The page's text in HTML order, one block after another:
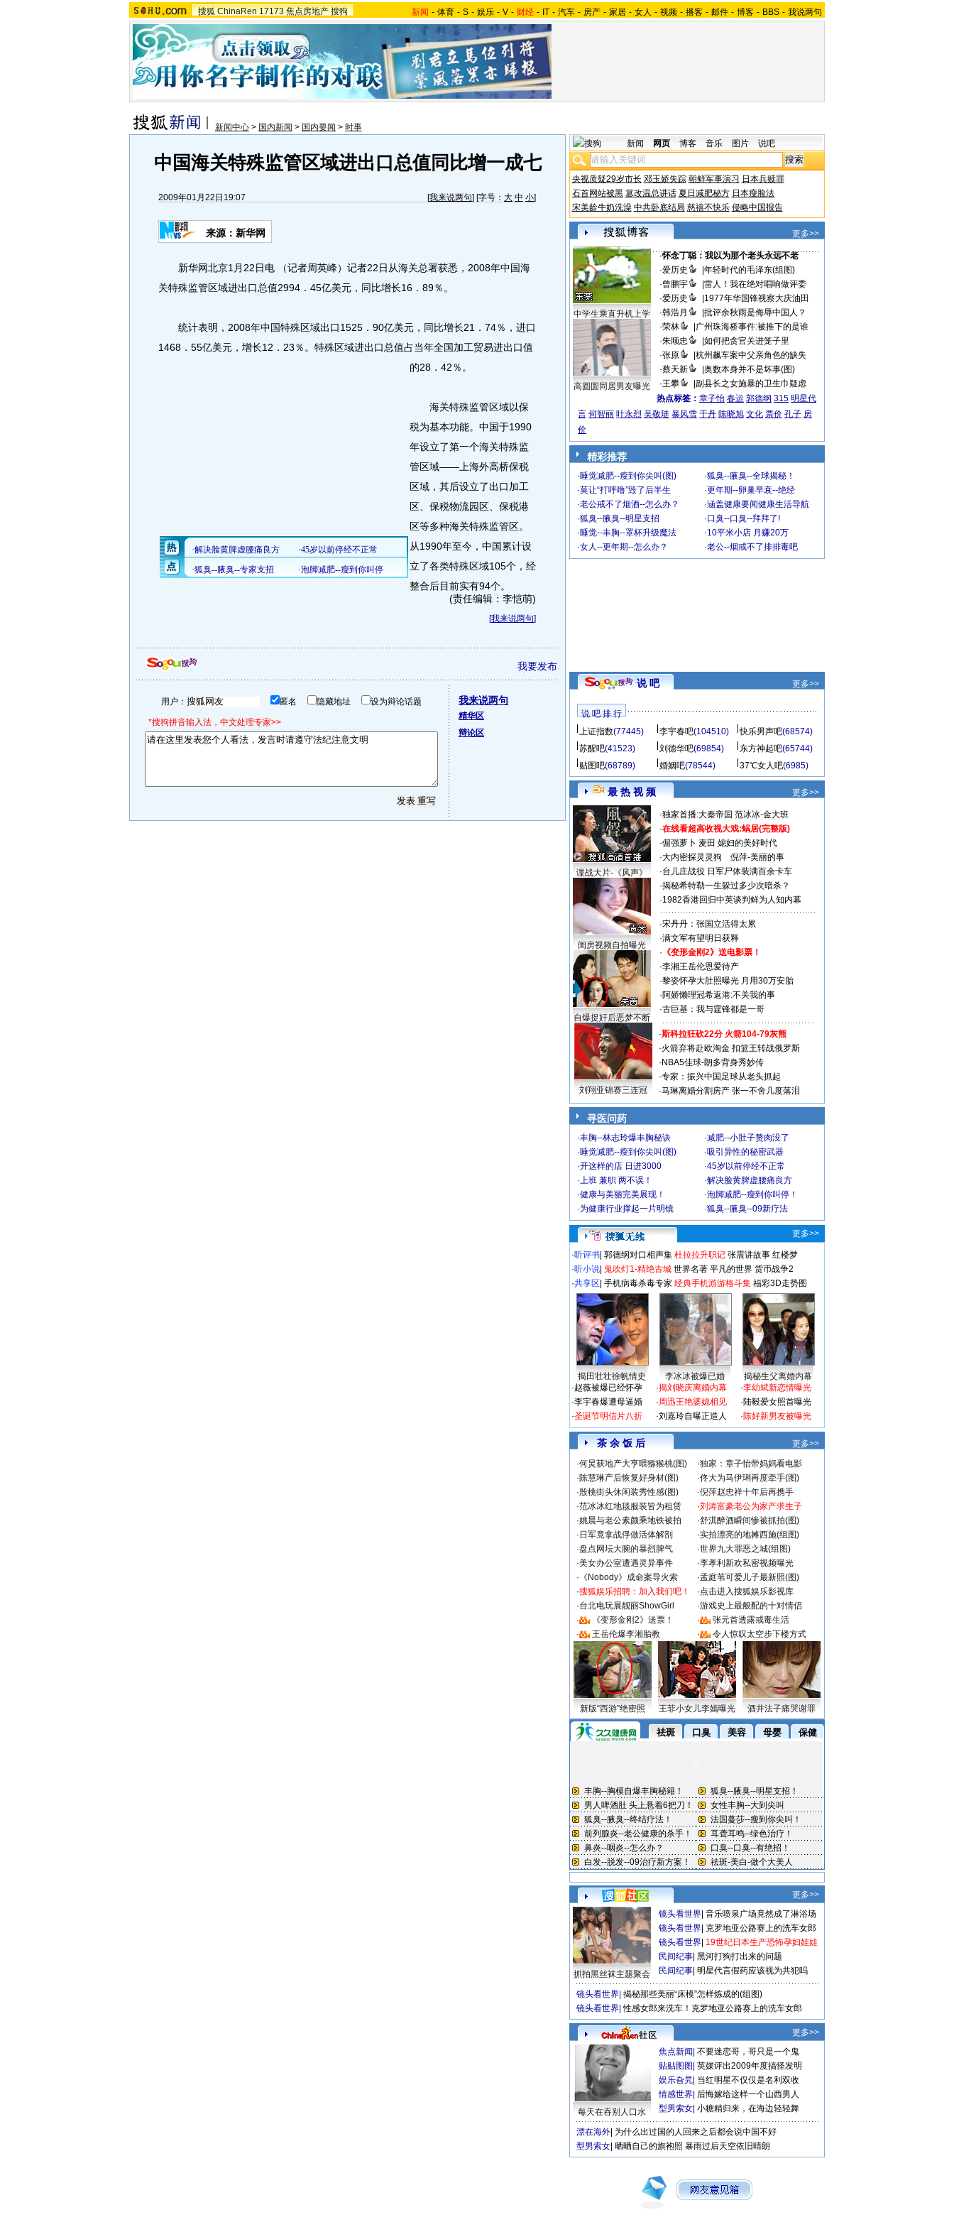
搜狐 ChinaRen 17173 焦点房地产 搜狗 新闻 - 体育 - S - 娱乐 - V - 财经 - IT - 汽车 - 房产 - 家居 - 女人 - 视频 - 播客 - 邮件 - 博客 - BBS - 我说两句
新闻中心 > 国内新闻 > 国内要闻 > 时事
中国海关特殊监管区域进出口总值同比增一成七
2009年01月22日19:07 [我来说两句] [字号： 大 中 小]
来源：新华网
新华网北京1月22日电 （记者周英峰）记者22日从海关总署获悉，2008年中国海
关特殊监管区域进出口总值2994．45亿美元，同比增长16．89％。
统计表明，2008年中国特殊区域出口1525．90亿美元，同比增长21．74％，进口
1468．55亿美元，增长12．23％。 特殊区域进出口总值占当年全国加工贸易进出口值
的28．42％。
海关特殊监管区域以保
税为基本功能。中国于1990
年设立了第一个海关特殊监
管区域——上海外高桥保税
区域，其后设立了出口加工
区、保税物流园区、保税港
区等多种海关特殊监管区。
从1990年至今，中国累计设
立了各类特殊区域105个，经
整合后目前实有94个。
(责任编辑：李恺萌)
[我来说两句]
我要发布
用户： 匿名 隐藏地址 设为辩论话题
*搜狗拼音输入法，中文处理专家>>
我来说两句
精华区
辩论区
新闻 网页 博客 音乐 图片 说吧
央视质疑29岁市长 邓玉娇失踪 朝鲜军事演习 日本兵赎罪
石首网站被黑 篡改温总讲话 夏日减肥秘方 日本瘦脸法
宋美龄牛奶洗澡 中共卧底结局 慈禧不快乐 侵略中国报告
更多>>
中学生乘直升机上学
高圆圆同居男友曝光
·怀念丁聪：我以为那个老头永远不老
·爱历史
年轻时代的毛泽东(组图)
·曾鹏宇
雷人！我在绝对唱响做评委
·爱历史
1977年华国锋视察大庆油田
·韩浩月
批评余秋雨是侮辱中国人？
·荣林
广州珠海桥事件:被推下的是谁
·朱顺忠
如何把贪官关进笼子里
·张原
杭州飙车案中父亲角色的缺失
·蔡天新
奥数本身并不是坏事(图)
·王攀
副县长之女施暴的卫生巾疑虑
热点标签： 章子怡 春运 郭德纲 315 明星代
言 何智丽 叶永烈 吴敬琏 暴风雪 于丹 陈晓旭 文化 票价 孔子 房
价
精彩推荐
·睡觉减肥--瘦到你尖叫(图) ·狐臭--腋臭--全球揭秘！
·莫让“打呼噜”毁了后半生 ·更年期--卵巢早衰--绝经
·老公戒不了烟酒--怎么办？ ·涵盖健康要闻健康生活导航
·狐臭--腋臭--明星支招 ·口臭--口臭--拜拜了!
·睡觉--丰胸--罩杯升级魔法 ·10平米小店 月赚20万
·女人--更年期--怎么办？ ·老公--烟戒不了排排毒吧
说 吧 更多>>
说 吧 排 行
上证指数(77445) 李宇春吧(104510) 快乐男声吧(68574)
苏醒吧(41523) 刘德华吧(69854) 东方神起吧(65744)
贴图吧(68789) 婚姻吧(78544) 37℃女人吧(6985)
最 热 视 频 更多>>
谍战大片-《风声》
闺房视频自拍曝光
自爆捉奸后恶梦不断
·独家首播:大秦帝国 范冰冰-金大班
·在线看超高收视大戏:蜗居(完整版)
·倔强萝卜 麦田 媳妇的美好时代
·大内密探灵灵狗
倪萍-美丽的事
·台儿庄战役 日军尸体装满百余卡车
·揭秘希特勒一生躲过多少次暗杀？
·1982香港回归中英谈判鲜为人知内幕
·宋丹丹：张国立活得太累
·满文军有望明日获释
· 《变形金刚2》送电影票！
·李湘王岳伦恩爱待产
·黎姿怀孕大肚照曝光 月用30万安胎
·阿娇懒理冠希返港:不关我的事
·古巨基：我与霆锋都是一哥
刘翔亚锦赛三连冠
·斯科拉狂砍22分 火箭104-79灰熊
·火箭弃将赴欧淘金 扣篮王转战俄罗斯
· NBA5佳球-朗多背身秀妙传
·专家：振兴中国足球从老头抓起
·马琳离婚分割房产 张一不舍几度落泪
寻医问药
·丰胸--林志玲爆丰胸秘诀 ·减肥--小肚子赘肉没了
·睡觉减肥--瘦到你尖叫(图) ·吸引异性的秘密武器
·开这样的店 日进3000 ·45岁以前停经不正常
·上班 兼职 两不误！ ·解决脸黄脾虚腰痛良方
·健康与美丽完美展现！ ·泡脚减肥--瘦到你叫停！
·为健康行业撑起一片明镜 ·狐臭--腋臭--09新疗法
更多>>
·听评书 郭德纲对口相声集 杜拉拉升职记 张震讲故事 红楼梦
·听小说 鬼吹灯1-精绝古城 世界名著 平凡的世界 货币战争2
·共享区 手机病毒杀毒专家 经典手机游游格斗集 福彩3D走势图
揭田壮壮徐帆情史 李冰冰被爆已婚
揭秘生父离婚内幕
·赵薇被爆已经怀孕
·李宇春爆遭母逼婚
·圣诞节明信片八折
·揭刘晓庆离婚内幕
·周迅王艳婆媳相见
·刘嘉玲自曝正造人
·李幼斌新恋情曝光
·陆毅爱女照首曝光
·陈好新男友被曝光
茶 余 饭 后
更多>>
·何炅获地产大亨喂猕猴桃(图) ·独家：章子怡带妈妈看电影
·陈慧琳产后恢复好身材(图) ·佟大为马伊琍再度牵手(图)
·殷桃街头休闲装秀性感(图) ·倪萍赵忠祥十年后再携手
·范冰冰红地毯服装皆为租赁 ·刘涛富豪老公为家产求生子
·姚晨与老公素颜乘地铁被拍 ·舒淇醉酒瞬间惨被抓拍(图)
· 日军竟拿战俘做活体解剖 ·实拍漂亮的地摊西施(组图)
·盘点网坛大腕的暴烈脾气 ·世界九大罪恶之城(组图)
·美女办公室遭遇灵异事件 ·李孝利新欢私密视频曝光
· 《Nobody》成命案导火索 ·孟庭苇可爱儿子最新照(图)
·搜狐娱乐招聘：加入我们吧！ ·点击进入搜狐娱乐影视库
·台北电玩展靓丽ShowGirl ·游戏史上最般配的十对情侣
·
《变形金刚2》送票！ ·
张元首透露戒毒生活
·
王岳伦爆李湘胎教 · 令人惊叹太空步下楼方式
新版“西游”绝密照 王菲小女儿李嫣曝光 酒井法子痛哭谢罪
更多>>
抓拍黑丝袜主题聚会
镜头看世界 音乐喷泉广场竟然成了淋浴场
镜头看世界 克罗地亚公路赛上的洗车女郎
镜头看世界 19世纪日本生产恐怖孕妇娃娃
民间纪事 黑河打狗打出来的问题
民间纪事 明星代言假药应该视为共犯吗
镜头看世界 揭秘那些美丽“床模”怎样炼成的(组图)
镜头看世界 性感女郎来洗车！克罗地亚公路赛上的洗车女郎
更多>>
每天在吞别人口水
焦点新闻 不要迷恋哥，哥只是一个鬼
贴贴图图 英媒评出2009年度搞怪发明
娱乐旮旯 当红明星不仅仅是名利双收
情感世界 后悔嫁给这样一个山西男人
型男索女 小糖精归来，在海边轻轻舞
漂在海外 为什么出过国的人回来之后都会说中国不好
型男索女 晒晒自己的旗袍照 暴雨过后天空依旧晴朗